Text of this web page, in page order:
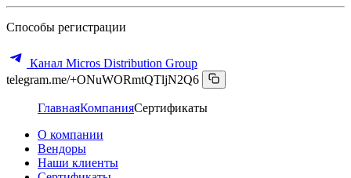
Способы регистрации
Канал Micros Distribution Group
telegram.me/+ONuWORmtQTljN2Q6
ГлавнаяКомпанияСертификаты
О компании
Вендоры
Наши клиенты